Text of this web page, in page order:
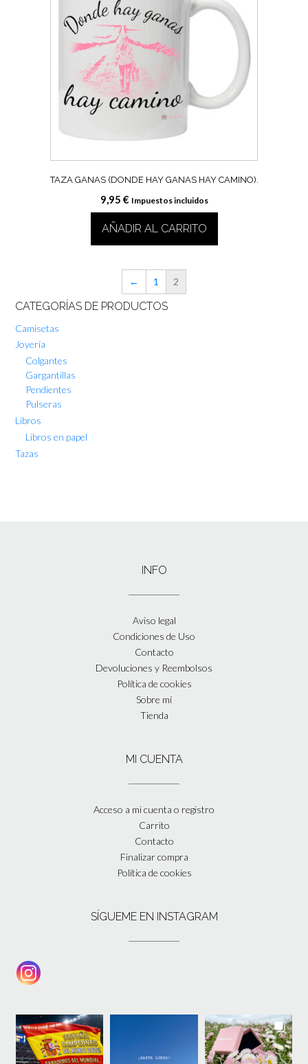
TAZA GANAS (DONDE HAY GANAS HAY CAMINO).
9,95 € Impuestos incluidos
AÑADIR AL CARRITO
← 1 2
CATEGORÍAS DE PRODUCTOS
Camisetas
Joyería
Colgantes
Gargantillas
Pendientes
Pulseras
Libros
Libros en papel
Tazas
INFO
Aviso legal
Condiciones de Uso
Contacto
Devoluciones y Reembolsos
Política de cookies
Sobre mí
Tienda
MI CUENTA
Acceso a mi cuenta o registro
Carrito
Contacto
Finalizar compra
Política de cookies
SÍGUEME EN INSTAGRAM